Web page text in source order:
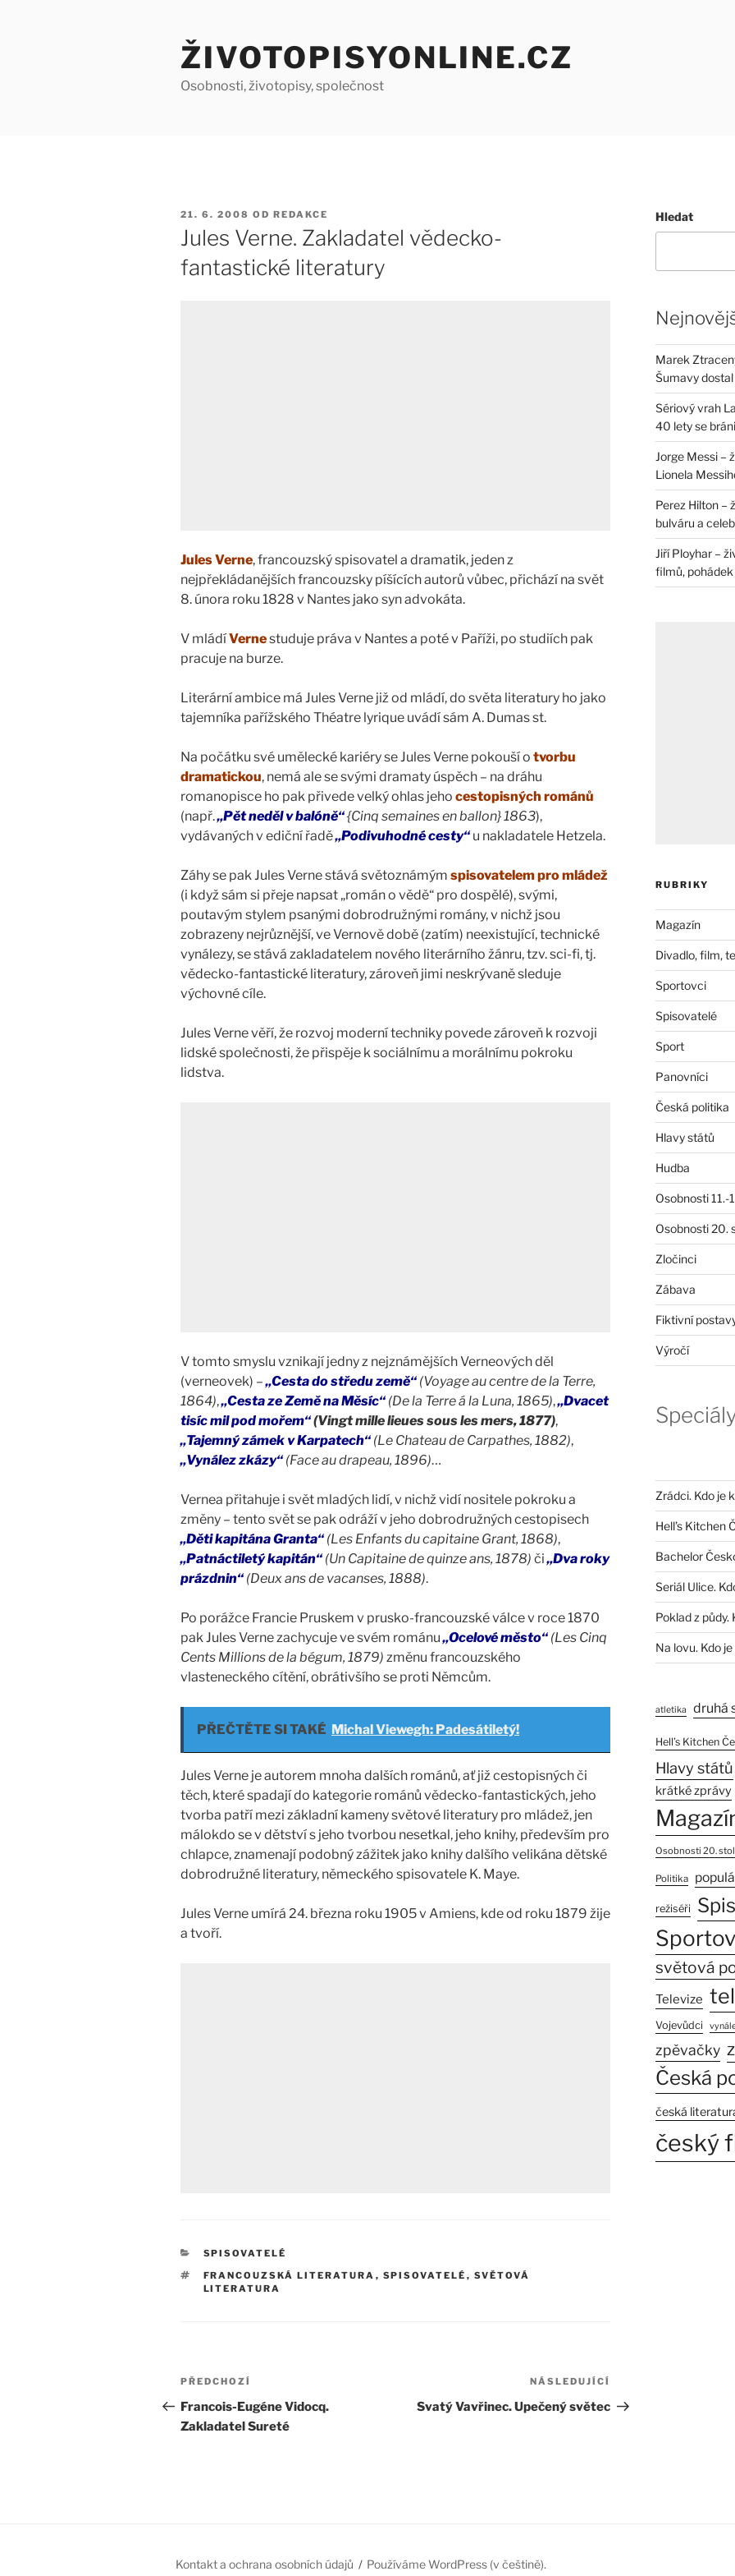
ŽIVOTOPISYONLINE.CZ
Osobnosti, životopisy, společnost
PUBLIKOVÁNO
21. 6. 2008 OD REDAKCE
Jules Verne. Zakladatel vědecko-
fantastické literatury
Jules Verne, francouzský spisovatel a dramatik, jeden z
nejpřekládanějších francouzsky píšících autorů vůbec, přichází na svět
8. února roku 1828 v Nantes jako syn advokáta.
V mládíVernestuduje práva v Nantes a poté v Paříži, po studiích pak
pracuje na burze.
Literární ambice má Jules Verne již od mládí, do světa literatury ho jako
tajemníka pařížského Théatre lyrique uvádí sám A. Dumas st.
Na počátku své umělecké kariéry se Jules Verne pokouší o tvorbu
dramatickou, nemá ale se svými dramaty úspěch – na dráhu
romanopisce ho pak přivede velký ohlas jeho cestopisných románů
(např.„Pět neděl v balóně“{Cinq semaines en ballon} 1863),
vydávaných v ediční řadě„Podivuhodné cesty“ u nakladatele Hetzela.
Záhy se pak Jules Verne stává světoznámým spisovatelem pro mládež
(i když sám si přeje napsat „román o vědě“ pro dospělé), svými,
poutavým stylem psanými dobrodružnými romány, v nichž jsou
zobrazeny nejrůznější, ve Vernově době (zatím) neexistující, technické
vynálezy, se stává zakladatelem nového literárního žánru, tzv. sci-fi, tj.
vědecko-fantastické literatury, zároveň jimi neskrývaně sleduje
výchovné cíle.
Jules Verne věří, že rozvoj moderní techniky povede zároveň k rozvoji
lidské společnosti, že přispěje k sociálnímu a morálnímu pokroku
lidstva.
V tomto smyslu vznikají jedny z nejznámějších Verneových děl
(verneovek) –„Cesta do středu země“ (Voyage au centre de la Terre,
1864),„Cesta ze Země na Měsíc“ (De la Terre á la Luna, 1865),„Dvacet
tisíc mil pod mořem“(Vingt mille lieues sous les mers, 1877),
„Tajemný zámek v Karpatech“ (Le Chateau de Carpathes, 1882),
„Vynález zkázy“ (Face au drapeau, 1896)…
Vernea přitahuje i svět mladých lidí, v nichž vidí nositele pokroku a
změny – tento svět se pak odráží v jeho dobrodružných cestopisech
„Děti kapitána Granta“ (Les Enfants du capitaine Grant, 1868),
„Patnáctiletý kapitán“ (Un Capitaine de quinze ans, 1878) či„Dva roky
prázdnin“ (Deux ans de vacanses, 1888).
Po porážce Francie Pruskem v prusko-francouzské válce v roce 1870
pak Jules Verne zachycuje ve svém románu„Ocelové město“ (Les Cinq
Cents Millions de la bégum, 1879) změnu francouzského
vlasteneckého cítění, obrátivšího se proti Němcům.
PŘEČTĚTE SI TAKÉ Michal Viewegh: Padesátiletý!
Jules Verne je autorem mnoha dalších románů, ať již cestopisných či
těch, které spadají do kategorie románů vědecko-fantastických, jeho
tvorba patří mezi základní kameny světové literatury pro mládež, jen
málokdo se v dětství s jeho tvorbou nesetkal, jeho knihy, především pro
chlapce, znamenají podobný zážitek jako knihy dalšího velikána dětské
dobrodružné literatury, německého spisovatele K. Maye.
Jules Verne umírá 24. března roku 1905 v Amiens, kde od roku 1879 žije
a tvoří.
RUBRIKY
SPISOVATELÉ
ŠTÍTKY
FRANCOUZSKÁ LITERATURA , SPISOVATELÉ , SVĚTOVÁ
LITERATURA
Navigace
pro
příspěvek
Předchozí
příspěvek
PŘEDCHOZÍ
Francois-Eugéne Vidocq.
Zakladatel Sureté
příspěvek
NÁSLEDUJÍCÍ
Svatý Vavřinec. Upečený světec
Hledat
Marek
Šumavy
Sériový vrah
40 lety se
Jorge Messi –
Lionela
Perez Hilton –
bulváru a
Jiří Ployhar –
filmů, pohádek
RUBRIKY
Magazín
Divadlo, film,
Sportovci
Spisovatelé
Sport
Panovníci
Česká politika
Hlavy států
Hudba
Osobnosti 11.-
Osobnosti 20.
Zločinci
Zábava
Fiktivní
Výročí
Zrádci. Kdo je
Hell’s Kitchen
Bachelor
Seriál Ulice.
Poklad z půdy.
Na lovu. Kdo
atletika druhá
Hell’s Kitchen
Hlavy států
krátké zprávy
Osobnosti 20.
Politika
režiséři
světová
Televize
Vojevůdci
zpěvačky
Česká
česká
český
Kontakt a ochrana osobních údajů Používáme WordPress (v češtině).